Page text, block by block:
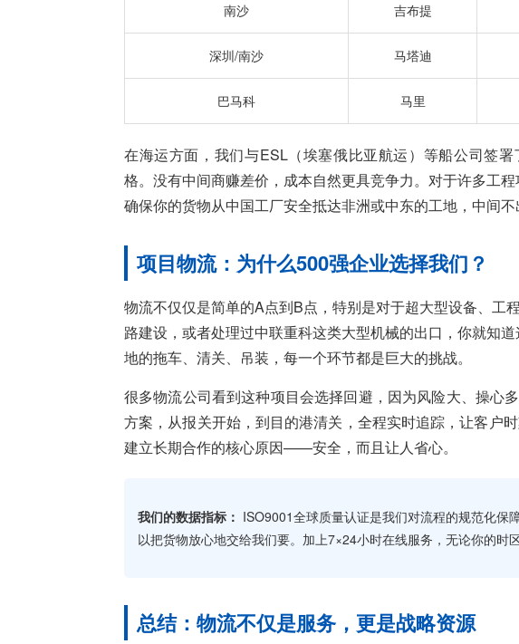
南沙 吉布提
深圳/南沙 马塔迪
巴马科 马里
在海运方面，我们与ESL（埃塞俄比亚航运）等船公司签
格。没有中间商赚差价，成本自然更具竞争力。对于许多工
确保你的货物从中国工厂安全抵达非洲或中东的工地，中间不
项目物流：为什么500强企业选择我们？
物流不仅仅是简单的A点到B点，特别是对于超大型设备、工
路建设，或者处理过中联重科这类大型机械的出口，你就知
地的拖车、清关、吊装，每一个环节都是巨大的挑战。
很多物流公司看到这种项目会选择回避，因为风险大、操心
方案，从报关开始，到目的港清关，全程实时追踪，让客户
建立长期合作的核心原因——安全，而且让人省心。
我们的数据指标： ISO9001全球质量认证是我们对流程的规范化保
以把货物放心地交给我们要。加上7×24小时在线服务，无论你的时
总结：物流不仅是服务，更是战略资源